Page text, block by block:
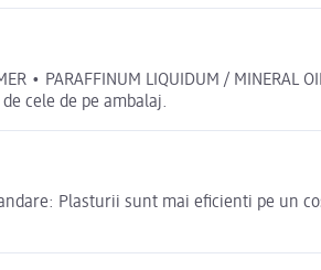
• PARAFFINUM LIQUIDUM / MINERAL
cele de pe ambalaj.
Plasturii sunt mai eficienti pe un